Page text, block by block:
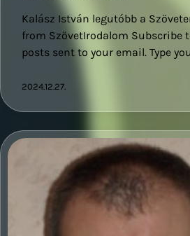
Kalász István legutóbb a
from SzövetIrodalom Subscribe
posts sent to your email. Type
2024.12.27.